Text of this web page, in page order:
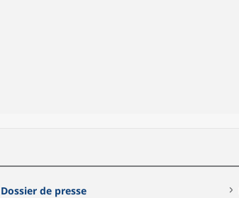
Dossier de presse